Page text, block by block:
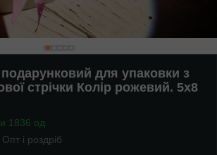
для упаковки з
стрічки Колір рожевий. 5х8
1836 од.
Опт і роздріб